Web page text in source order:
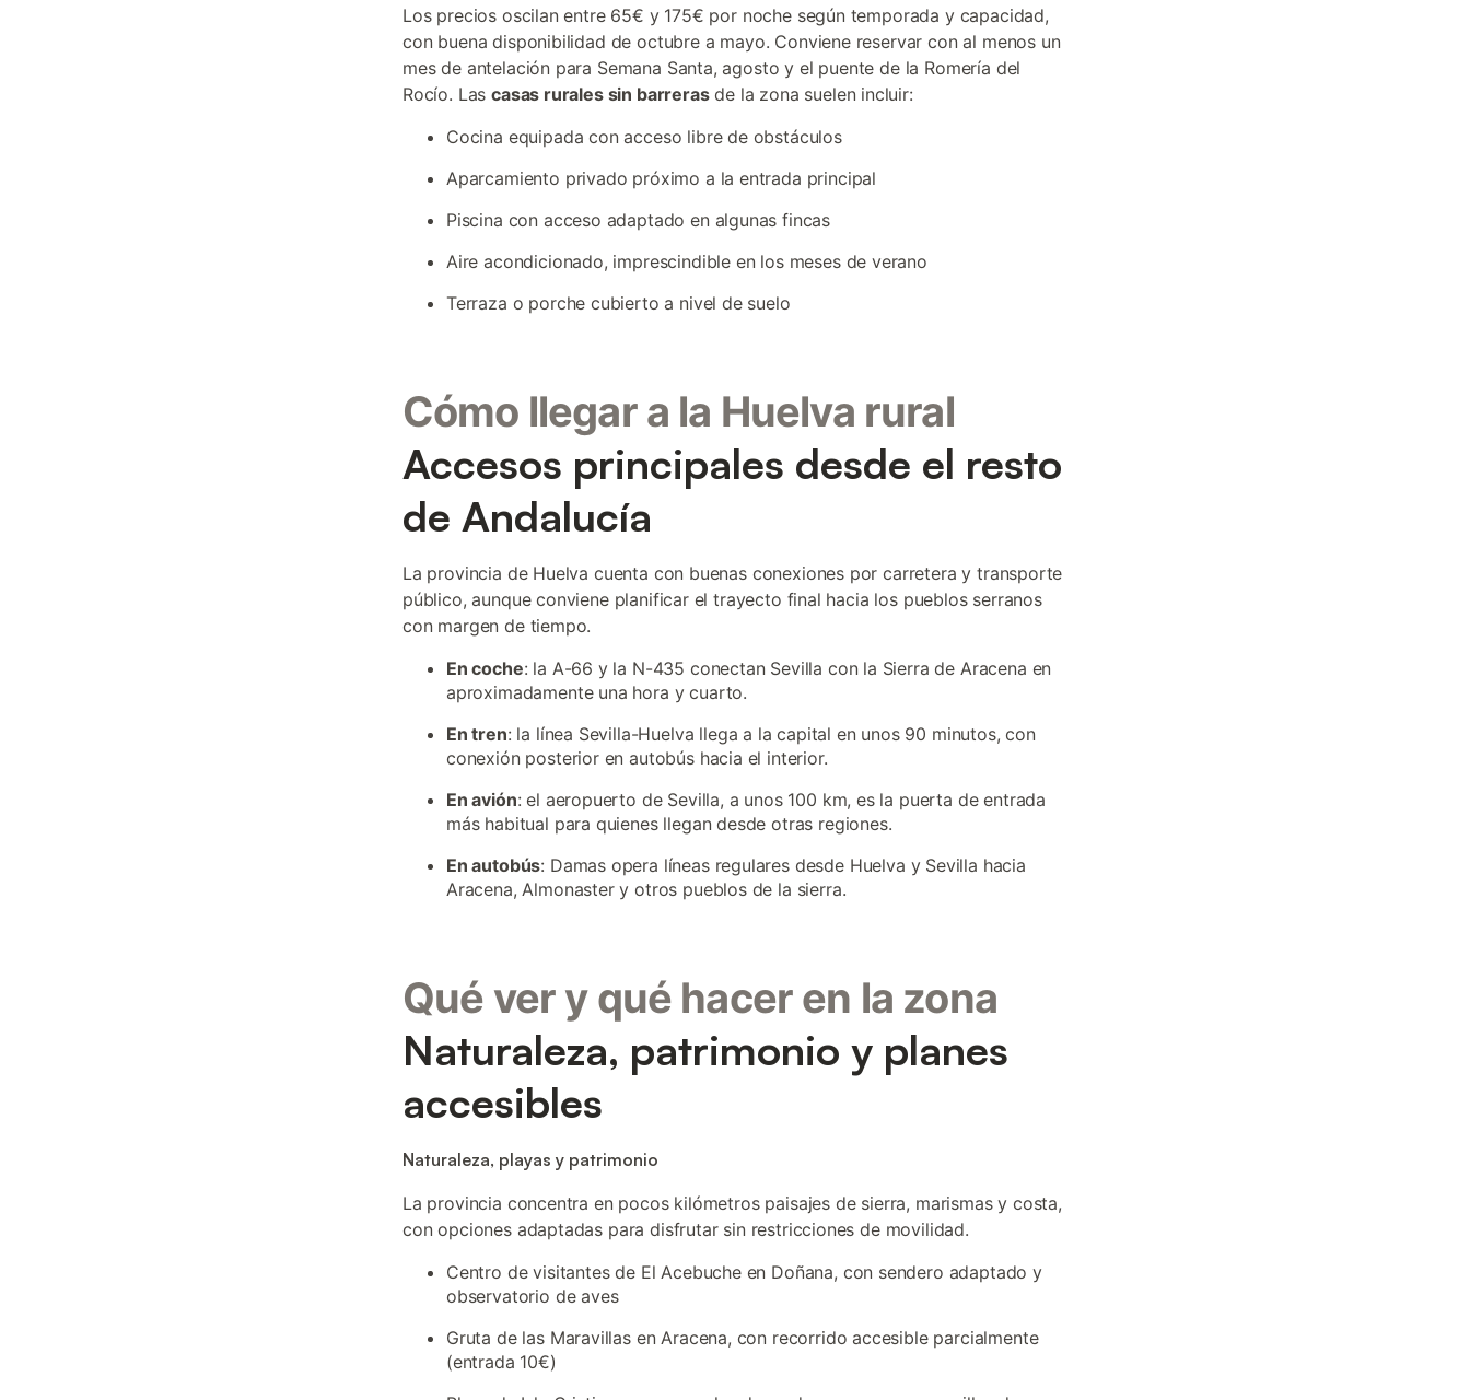
Los precios oscilan entre 65€ y 175€ por noche según temporada y capacidad,
con buena disponibilidad de octubre a mayo. Conviene reservar con al menos un
mes de antelación para Semana Santa, agosto y el puente de la Romería del
Rocío. Lascasas rurales sin barrerasde la zona suelen incluir:
Cocina equipada con acceso libre de obstáculos
Aparcamiento privado próximo a la entrada principal
Piscina con acceso adaptado en algunas fincas
Aire acondicionado, imprescindible en los meses de verano
Terraza o porche cubierto a nivel de suelo
Cómo llegar a la Huelva rural
Accesos principales desde el resto
de Andalucía
La provincia de Huelva cuenta con buenas conexiones por carretera y transporte
público, aunque conviene planificar el trayecto final hacia los pueblos serranos
con margen de tiempo.
En coche: la A-66 y la N-435 conectan Sevilla con la Sierra de Aracena en
aproximadamente una hora y cuarto.
En tren: la línea Sevilla-Huelva llega a la capital en unos 90 minutos, con
conexión posterior en autobús hacia el interior.
En avión: el aeropuerto de Sevilla, a unos 100 km, es la puerta de entrada
más habitual para quienes llegan desde otras regiones.
En autobús: Damas opera líneas regulares desde Huelva y Sevilla hacia
Aracena, Almonaster y otros pueblos de la sierra.
Qué ver y qué hacer en la zona
Naturaleza, patrimonio y planes
accesibles
Naturaleza, playas y patrimonio
La provincia concentra en pocos kilómetros paisajes de sierra, marismas y costa,
con opciones adaptadas para disfrutar sin restricciones de movilidad.
Centro de visitantes de El Acebuche en Doñana, con sendero adaptado y
observatorio de aves
Gruta de las Maravillas en Aracena, con recorrido accesible parcialmente
(entrada 10€)